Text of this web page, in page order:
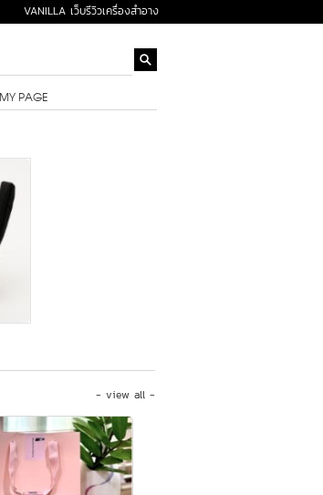
VANILLA เว็บรีวิวเครื่องสำอาง
MY PAGE
- view all -